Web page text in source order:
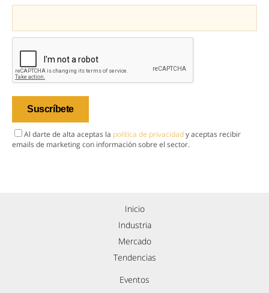
Al darte de alta aceptas la política de privacidady aceptas recibir
emails de marketing con información sobre el sector.
Inicio
Industria
Mercado
Tendencias
Eventos